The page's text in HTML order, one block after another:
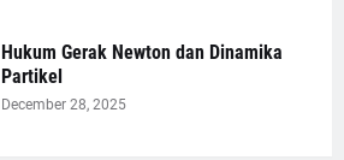
Hukum Gerak Newton dan Dinamika
Partikel
December 28, 2025